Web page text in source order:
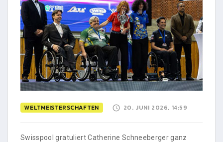
WELTMEISTERSCHAFTEN 20. JUNI 2026, 14:59
Swisspool gratuliert Catherine Schneeberger ganz